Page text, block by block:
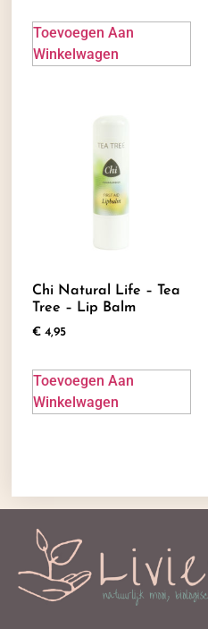
Toevoegen Aan
Winkelwagen
Chi Natural Life – Tea
Tree – Lip Balm
€ 4,95
Toevoegen Aan
Winkelwagen